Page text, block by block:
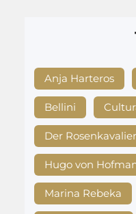
Anja Harteros
Bellini
Der Rosenkavalier
Hugo von
Marina Rebeka